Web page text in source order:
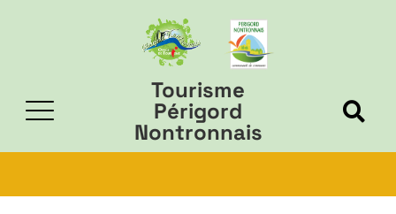
Tourisme
Périgord
Nontronnais